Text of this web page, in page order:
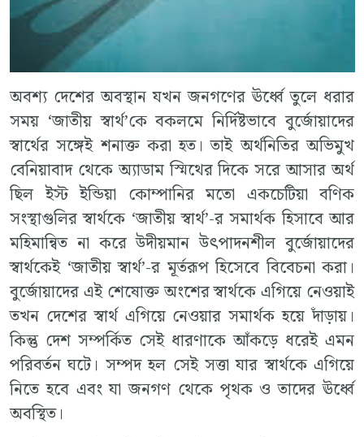
অবশ্য দেশের অবস্থান যখন জনগণের ঊর্ধ্বে তুলে ধরার
সময় ‘জাতীয় স্বার্থ’কে বকলমে নির্দিষ্টভাবে বুর্জোয়াদের
স্বার্থের সঙ্গেই শনাক্ত করা হত। তাই অর্থনিতির অভিমুখ
বেনিয়াবাদ থেকে অ্যাডাম স্মিথের দিকে সরে আসার অর্থ
ছিল ইস্ট ইন্ডিয়া কোম্পানির মতো একচেটিয়া বণিক
সংস্থাগুলির স্বার্থকে ‘জাতীয় স্বার্থ’-র সমার্থক হিসাবে আর
মহিমান্বিত না করে উদীয়মান উৎপাদনশীল বুর্জোয়াদের
স্বার্থকেই ‘জাতীয় স্বার্থ’-র মূর্তরূপ হিসেবে বিবেচনা করা।
বুর্জোয়াদের এই শেষোক্ত অংশের স্বার্থকে এগিয়ে নেওয়াই
তখন দেশের স্বার্থ এগিয়ে নেওয়ার সমার্থক হয়ে দাঁড়ায়।
কিন্তু দেশ সম্পর্কিত সেই ধারণাকে আঁকড়ে ধরেই এমন
পরিবর্তন ঘটে। সম্পদ হল সেই সত্তা যার স্বার্থকে এগিয়ে
নিতে হবে এবং যা জনগণ থেকে পৃথক ও তাদের ঊর্ধ্বে
অবস্থিত।